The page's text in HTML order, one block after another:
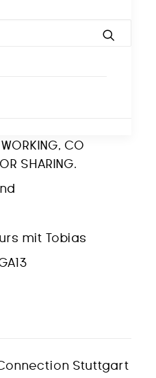
CO
SHARING.
mit Tobias
Stuttgart